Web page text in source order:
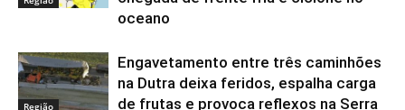
oceano
Região
Engavetamento entre três caminhões
na Dutra deixa feridos, espalha carga
de frutas e provoca reflexos na Serra